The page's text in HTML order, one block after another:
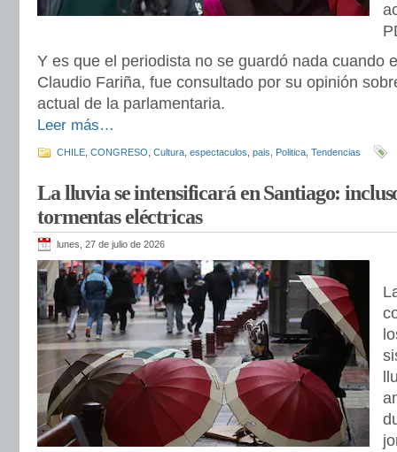
Y es que el periodista no se guardó nada cuando
Claudio Fariña, fue consultado por su opinión
actual de la parlamentaria.
Leer más…
CHILE CONGRESO Cultura espectaculos pais Politica Tendencias
La lluvia se intensificará en Santiago:
tormentas eléctricas
lunes, 27 de julio de 2026